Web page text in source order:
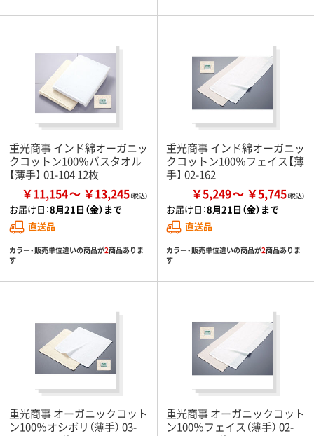
重光商事 インド綿オーガニッ
クコットン100％バスタオル
【薄手】 01-104 12枚
￥11,154 ￥13,245
お届け日：8月21日（金）まで
直送品
カラー・販売単位違いの商品が2商品ありま
す
重光商事 インド綿オーガニッ
クコットン100％フェイス【薄
手】 02-162
￥5,249 ￥5,745
お届け日：8月21日（金）まで
直送品
カラー・販売単位違いの商品が2商品ありま
す
重光商事 オーガニックコット
ン100％オシボリ（薄手） 03-
重光商事 オーガニックコット
ン100％フェイス（薄手） 02-